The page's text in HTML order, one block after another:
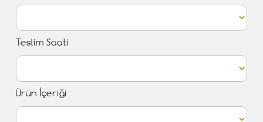
Teslim Saati
Ürün İçeriği